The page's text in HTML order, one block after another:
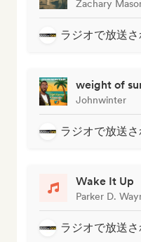
Zachary
ラジオで放送さ
weight of
Johnwinter
ラジオで放送さ
Wake It Up
Parker D.
ラジオで放送さ